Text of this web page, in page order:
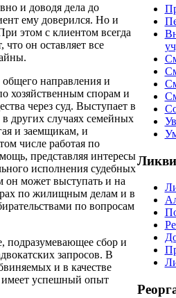
и доводя дела до
ему доверился. Но и
этом с клиентом всегда
он оставляет все
направления и
хозяйственным спорам и
через суд. Выступает в
других случаях семейных
и заемщикам, и
числе работая по
представляя интересы
исполнения судебных
он может выступать и на
по жилищным делам и в
по вопросам
подразумевающее сбор и
запросов. В
и в качестве
имеет успешный опыт